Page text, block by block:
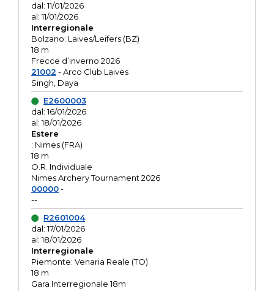
dal: 11/01/2026
al: 11/01/2026
Interregionale
Bolzano: Laives/Leifers (BZ)
18 m
Frecce d’inverno 2026
21002 - Arco Club Laives
Singh, Daya
E2600003
dal: 16/01/2026
al: 18/01/2026
Estere
: Nimes (FRA)
18 m
O.R. Individuale
Nimes Archery Tournament 2026
00000-
--
R2601004
dal: 17/01/2026
al: 18/01/2026
Interregionale
Piemonte: Venaria Reale (TO)
18 m
Gara Interregionale 18m